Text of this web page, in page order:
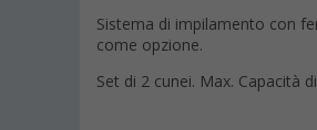
Sistema di impilamento con
come opzione.
Set di 2 cunei. Max. Capacità